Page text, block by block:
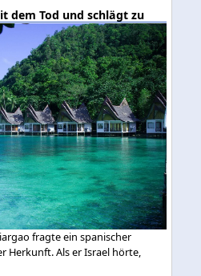
dem Tod und schlägt zu
fragte ein spanischer
Herkunft. Als er Israel hörte,